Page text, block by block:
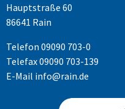
Hauptstraße 60
86641 Rain
Telefon 09090 703-0
Telefax 09090 703-139
E-Mail info@rain.de